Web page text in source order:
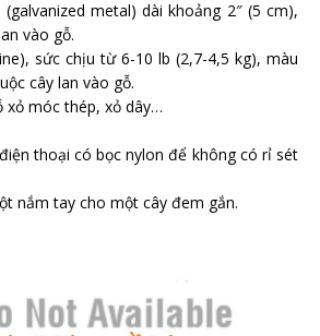
metal) dài khoảng 2″ (5 cm),
vào gỗ.
sức chịu từ 6-10 lb (2,7-4,5 kg), màu
cây lan vào gỗ.
xỏ móc thép, xỏ dây…
thoại có bọc nylon để không có rỉ sét
nắm tay cho một cây đem gắn.